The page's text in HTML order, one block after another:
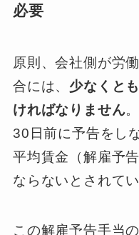
必要
原則、会社側が労
合には、 少なくと
ければなりません。
30日前に予告をし
平均賃金（解雇予
ならないとされてい
この解雇予告手当